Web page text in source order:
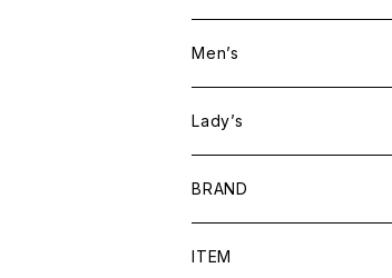
Men’s
Lady’s
BRAND
BAICYCLON by bagjack
ITEM